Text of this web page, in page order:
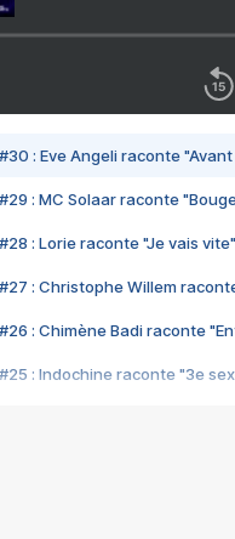
#30 : Eve Angeli raconte
#29 : MC Solaar raconte
#28 : Lorie raconte "Je vais vite"
#27 : Christophe Willem
#26 : Chimène Badi raconte
#25 : Indochine raconte "3e